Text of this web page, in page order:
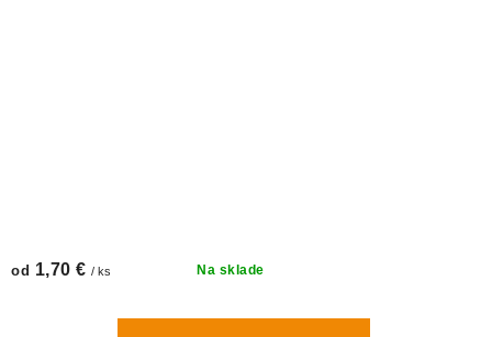
Na sklade
od 1,70 € / ks